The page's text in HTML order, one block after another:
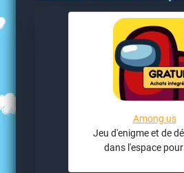
Among us
Jeu d'enigme et de
dans l'espace